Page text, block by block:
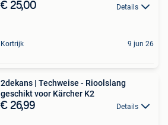
€ 25,00 Details
Kortrijk 9 jun 26
2dekans | Techweise - Rioolslang
geschikt voor Kärcher K2
€ 26,99 Details